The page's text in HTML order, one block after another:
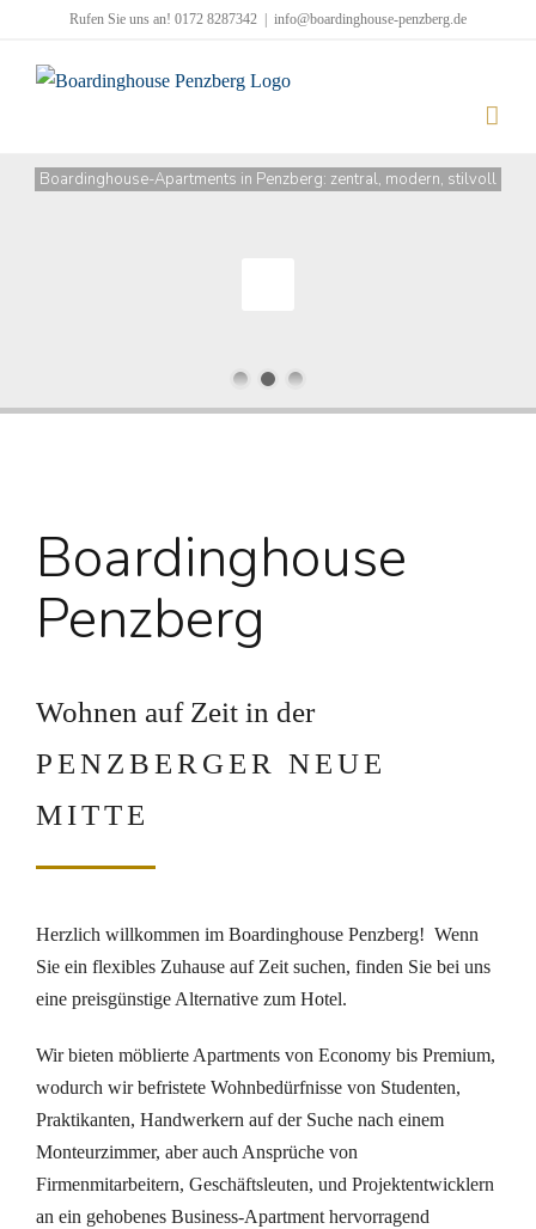
springen
Rufen Sie uns an! 0172 8287342 info@boardinghouse-penzberg.de
Boardinghouse
Penzberg
Wohnen auf Zeit in der
PENZBERGER NEUE
MITTE
Herzlich willkommen im Boardinghouse Penzberg! Wenn
Sie ein flexibles Zuhause auf Zeit suchen, finden Sie bei uns
eine preisgünstige Alternative zum Hotel.
Wir bieten möblierte Apartments von Economy bis Premium,
wodurch wir befristete Wohnbedürfnisse von Studenten,
Praktikanten, Handwerkern auf der Suche nach einem
Monteurzimmer, aber auch Ansprüche von
Firmenmitarbeitern, Geschäftsleuten, und Projektentwicklern
an ein gehobenes Business-Apartment hervorragend